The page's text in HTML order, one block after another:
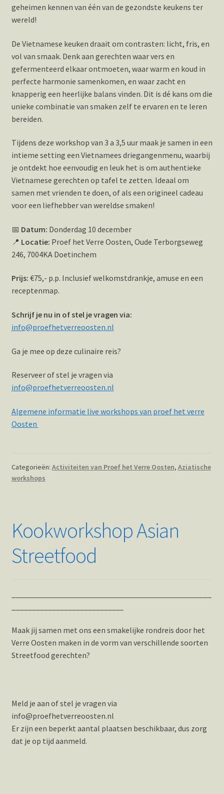
geheimen kennen van één van de gezondste keukens ter
wereld!
De Vietnamese keuken draait om contrasten: licht, fris, en
vol van smaak. Denk aan gerechten waar vers en
gefermenteerd elkaar ontmoeten, waar warm en koud in
perfecte harmonie samenkomen, en waar zacht en
knapperig een heerlijke balans vinden. Dit is dé kans om die
unieke combinatie van smaken zelf te ervaren en te leren
bereiden.
Tijdens deze workshop van 3 a 3,5 uur maak je samen in een
intieme setting een Vietnamees driegangenmenu, waarbij
je ontdekt hoe eenvoudig en leuk het is om authentieke
Vietnamese gerechten op tafel te zetten. Ideaal om
samen met vrienden te doen, of als een origineel cadeau
voor een liefhebber van wereldse smaken!
📅 Datum: Donderdag 10 december
📍 Locatie: Proef het Verre Oosten, Oude Terborgseweg
246, 7004KA Doetinchem
Prijs: €75,- p.p. Inclusief welkomstdrankje, amuse en een
receptenmap.
Schrijf je nu in of stel je vragen via:
info@proefhetverreoosten.nl
Ga je mee op deze culinaire reis?
Reserveer of stel je vragen via
info@proefhetverreoosten.nl
Algemene informatie live workshops van proef het verre
Oosten
Categorieën: Activiteiten van Proef het Verre Oosten, Aziatische
workshops
Kookworkshop Asian
Streetfood
Maak jij samen met ons een smakelijke rondreis door het
Verre Oosten maken in de vorm van verschillende soorten
Streetfood gerechten?
Meld je aan of stel je vragen via
info@proefhetverreoosten.nl
Er zijn een beperkt aantal plaatsen beschikbaar, dus zorg
dat je op tijd aanmeld.